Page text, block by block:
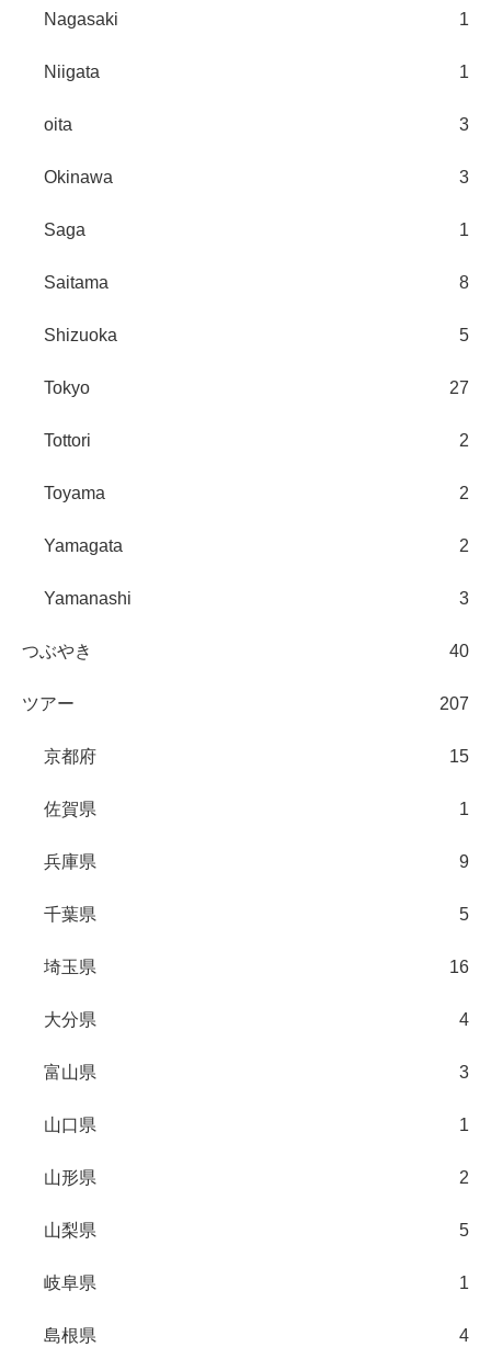
Nagasaki 1
Niigata 1
oita 3
Okinawa 3
Saga 1
Saitama 8
Shizuoka 5
Tokyo 27
Tottori 2
Toyama 2
Yamagata 2
Yamanashi 3
つぶやき 40
ツアー 207
京都府 15
佐賀県 1
兵庫県 9
千葉県 5
埼玉県 16
大分県 4
富山県 3
山口県 1
山形県 2
山梨県 5
岐阜県 1
島根県 4